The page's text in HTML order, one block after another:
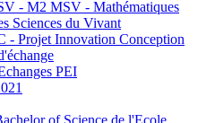
- M2 MSV - Mathématiques
Sciences du Vivant
- Projet Innovation Conception
PEI
of Science de l'Ecole